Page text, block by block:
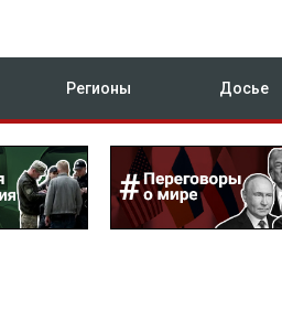
Регионы Досье